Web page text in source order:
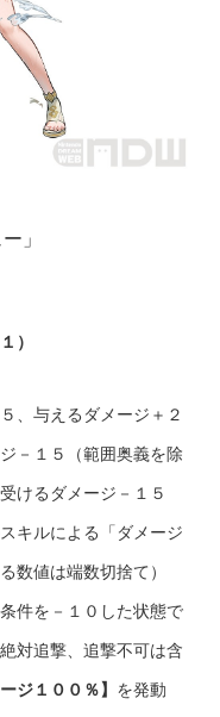
」
）
、与えるダメージ＋２
－１５（範囲奥義を除
けるダメージ－１５
キルによる「ダメージ
値は端数切捨て）
件を－１０した状態で
対追撃、追撃不可は含
ジ１００％】 を発動